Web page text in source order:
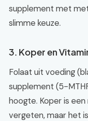
supplement met
slimme keuze.
3. Koper en
Folaat uit voeding
supplement (5-
hoogte. Koper is
vergeten, maar het